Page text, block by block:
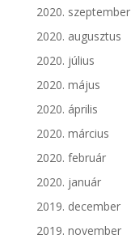
2020. szeptember
2020. augusztus
2020. július
2020. május
2020. április
2020. március
2020. február
2020. január
2019. december
2019. november